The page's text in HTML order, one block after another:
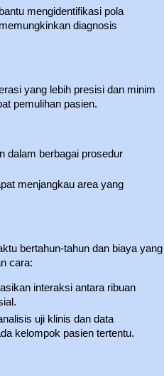
mengidentifikasi pola
diagnosis
yang lebih presisi dan minim
pemulihan pasien.
dalam berbagai prosedur
menjangkau area yang
bertahun-tahun dan biaya yang
cara:
interaksi antara ribuan
uji klinis dan data
kelompok pasien tertentu.